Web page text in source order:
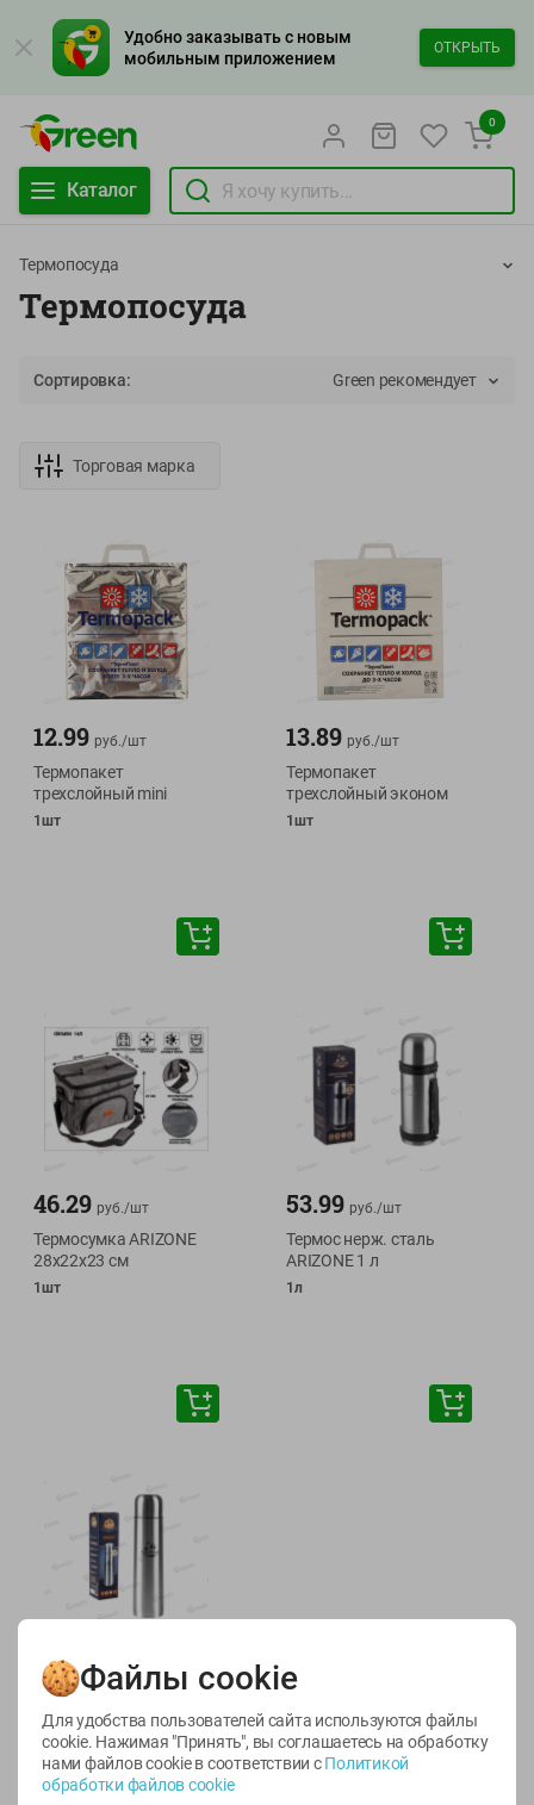
Удобно заказывать с новым
мобильным приложением
ОТКРЫТЬ
Каталог
0
Термопосуда
Термопосуда
Сортировка: Green рекомендует
Торговая марка
12.99 руб./шт
Термопакет
трехслойный mini
1шт
13.89 руб./шт
Термопакет
трехслойный эконом
1шт
46.29 руб./шт
Термосумка ARIZONE
28х22х23 см
1шт
53.99 руб./шт
Термос нерж. сталь
ARIZONE 1 л
1л
54.53 руб./шт
29.99
Термос ARIZONE
нержавеющая сталь
1000 мл
Файлы cookie
Для удобства пользователей сайта используются файлы
cookie. Нажимая "Принять", вы соглашаетесь на обработку
нами файлов cookie в соответствии с Политикой
обработки файлов cookie